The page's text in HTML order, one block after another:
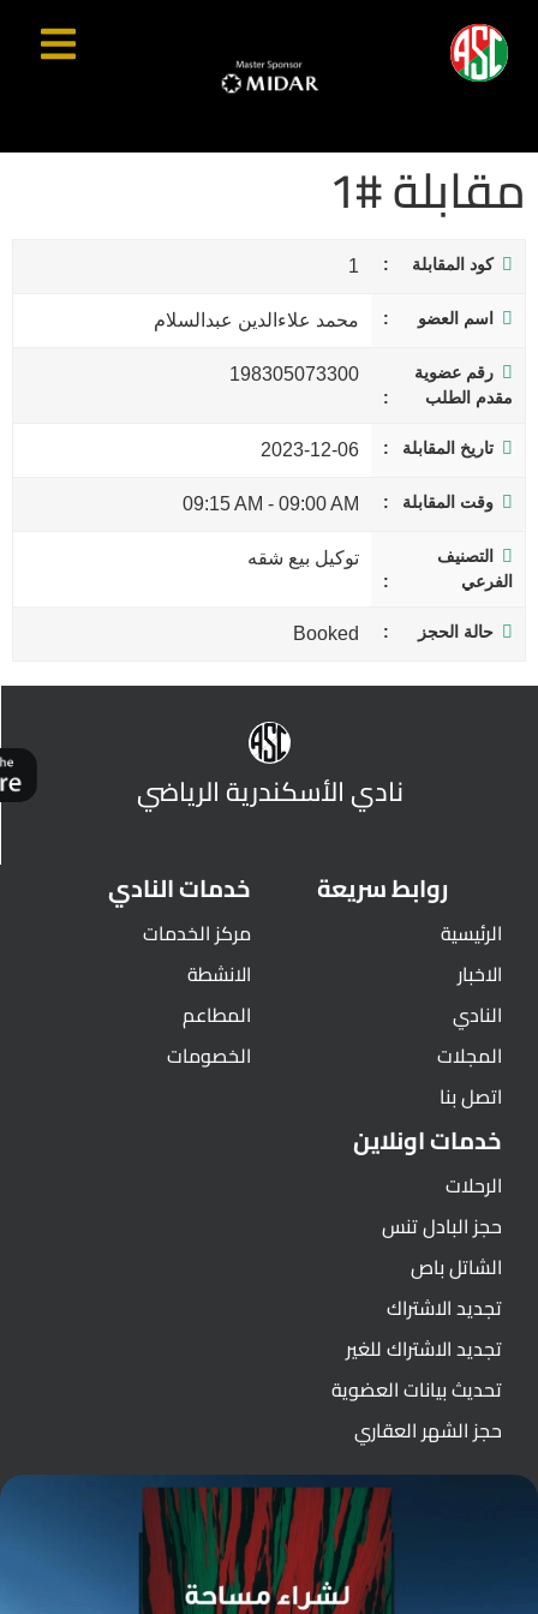
مقابلة #1
كود المقابلة 1
اسم العضو محمد علاءالدين عبدالسلام
رقم عضوية
مقدم الطلب
198305073300
تاريخ المقابلة 2023-12-06
وقت المقابلة 09:00 AM
-
09:15 AM
التصنيف
الفرعي
توكيل بيع شقه
حالة الحجز Booked
نادي الأسكندرية الرياضي
روابط سريعة
الرئيسية
الاخبار
النادي
المجلات
اتصل بنا
خدمات النادي
مركز الخدمات
الانشطة
المطاعم
الخصومات
خدمات اونلاين
الرحلات
حجز البادل تنس
الشاتل باص
تجديد الاشتراك
تجديد الاشتراك للغير
تحديث بيانات العضوية
حجز الشهر العقاري